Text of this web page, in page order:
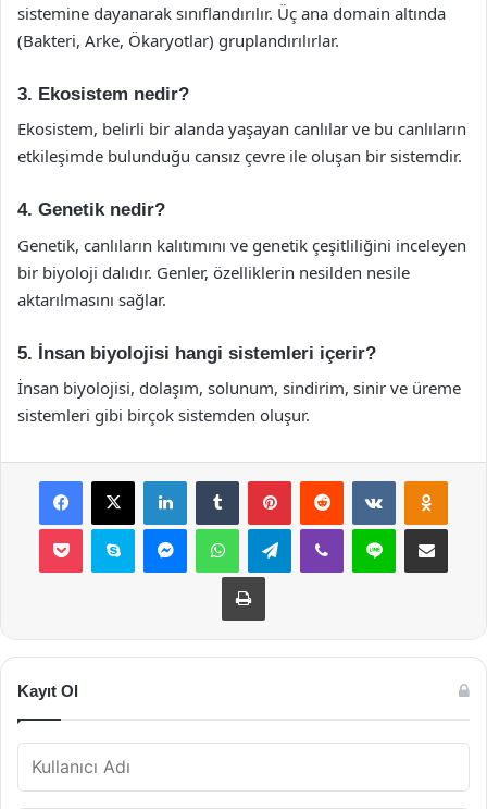
sistemine dayanarak sınıflandırılır. Üç ana domain altında
(Bakteri, Arke, Ökaryotlar) gruplandırılırlar.
3. Ekosistem nedir?
Ekosistem, belirli bir alanda yaşayan canlılar ve bu canlıların
etkileşimde bulunduğu cansız çevre ile oluşan bir sistemdir.
4. Genetik nedir?
Genetik, canlıların kalıtımını ve genetik çeşitliliğini inceleyen
bir biyoloji dalıdır. Genler, özelliklerin nesilden nesile
aktarılmasını sağlar.
5. İnsan biyolojisi hangi sistemleri içerir?
İnsan biyolojisi, dolaşım, solunum, sindirim, sinir ve üreme
sistemleri gibi birçok sistemden oluşur.
Facebook
X LinkedInTumblr PinterestReddit VKontakte
Pocket Skype MessengerWhatsAppTelegramViber Line E-Posta ile
Yazdır
Kayıt Ol